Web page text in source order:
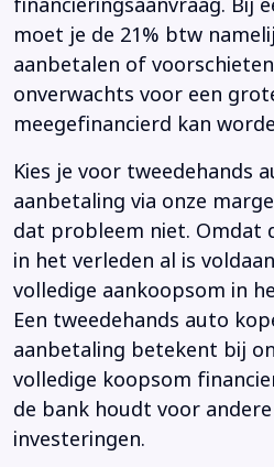
moet je de 21% btw
aanbetalen of
onverwachts voor een
meegefinancierd kan
Kies je voor tweedehands
aanbetaling via onze
dat probleem niet. Omdat
in het verleden al is
volledige aankoopsom in
Een tweedehands auto
aanbetaling betekent bij
volledige koopsom
de bank houdt voor
investeringen.